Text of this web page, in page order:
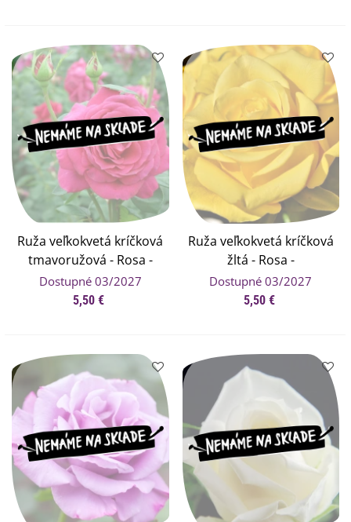
Ruža veľkokvetá kríčková
tmavoružová - Rosa -
voľnokorenné sadenice
ruží - 1 ks
Dostupné 03/2027
5,50 €
Ruža veľkokvetá kríčková
žltá - Rosa -
voľnokorenné sadenice
ruží - 1 ks
Dostupné 03/2027
5,50 €